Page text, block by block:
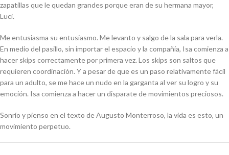
zapatillas que le quedan grandes porque eran de su hermana mayor,
Luci.
Me entusiasma su entusiasmo. Me levanto y salgo de la sala para verla.
En medio del pasillo, sin importar el espacio y la compañía, Isa comienza a
hacer skips correctamente por primera vez. Los skips son saltos que
requieren coordinación. Y a pesar de que es un paso relativamente fácil
para un adulto, se me hace un nudo en la garganta al ver su logro y su
emoción. Isa comienza a hacer un disparate de movimientos preciosos.
Sonrío y pienso en el texto de Augusto Monterroso, la vida es esto, un
movimiento perpetuo.